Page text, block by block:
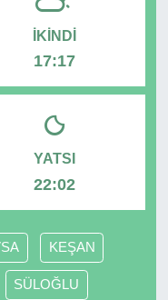
İKINDI
17:17
YATSI
22:02
KEŞAN
SÜLOĞLU